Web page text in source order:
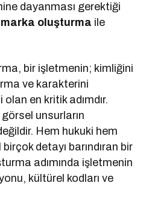
dayanması gerektiği
marka oluşturma ile
bir işletmenin; kimliğini
ve karakterini
en kritik adımdır.
unsurların
Hem hukuki hem
detayı barındıran bir
adımında işletmenin
kültürel kodları ve